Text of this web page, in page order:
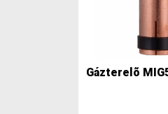
Gázterelõ